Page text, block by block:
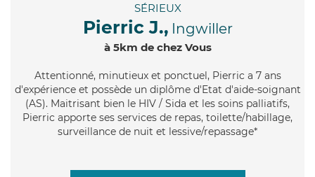
SÉRIEUX
Pierric J., Ingwiller
à 5km de chez Vous
Attentionné, minutieux et ponctuel, Pierric a 7 ans
d'expérience et possède un diplôme d'Etat d'aide-soignant
(AS). Maitrisant bien le HIV / Sida et les soins palliatifs,
Pierric apporte ses services de repas, toilette/habillage,
surveillance de nuit et lessive/repassage*